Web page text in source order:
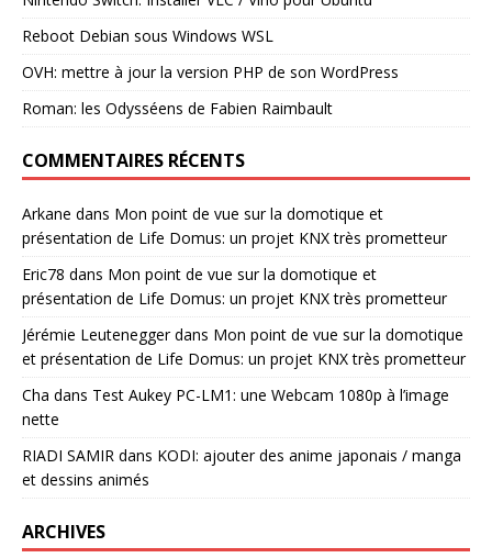
Reboot Debian sous Windows WSL
OVH: mettre à jour la version PHP de son WordPress
Roman: les Odysséens de Fabien Raimbault
COMMENTAIRES RÉCENTS
Arkane dans Mon point de vue sur la domotique et
présentation de Life Domus: un projet KNX très prometteur
Eric78 dans Mon point de vue sur la domotique et
présentation de Life Domus: un projet KNX très prometteur
Jérémie Leuteneggerdans Mon point de vue sur la domotique
et présentation de Life Domus: un projet KNX très prometteur
Cha dans Test Aukey PC-LM1: une Webcam 1080p à l’image
nette
RIADI SAMIR dans KODI: ajouter des anime japonais / manga
et dessins animés
ARCHIVES